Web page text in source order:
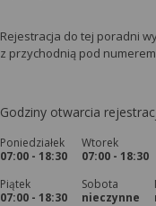
Rejestracja do tej poradni
z przychodnią pod
Godziny otwarcia
Poniedziałek
07:00 - 18:30
Wtorek
07:00 - 18:30
Piątek
07:00 - 18:30
Sobota
nieczynne